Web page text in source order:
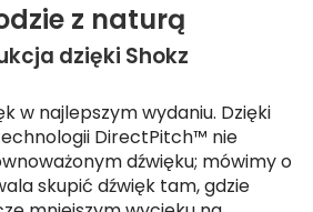
z naturą
dzięki Shokz
w najlepszym wydaniu. Dzięki
DirectPitch™ nie
dźwięku; mówimy o
skupić dźwięk tam, gdzie